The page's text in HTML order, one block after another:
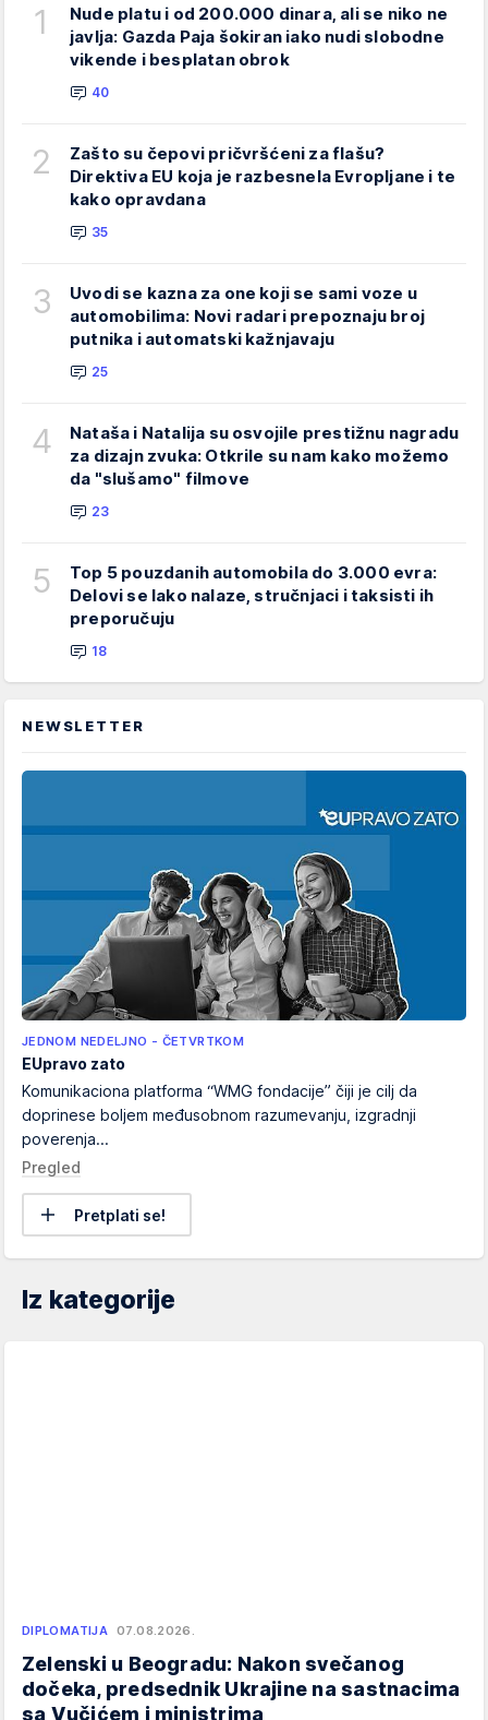
1
Nude platu i od 200.000 dinara, ali se niko ne
javlja: Gazda Paja šokiran iako nudi slobodne
vikende i besplatan obrok
40
2
Zašto su čepovi pričvršćeni za flašu?
Direktiva EU koja je razbesnela Evropljane i te
kako opravdana
35
3
Uvodi se kazna za one koji se sami voze u
automobilima: Novi radari prepoznaju broj
putnika i automatski kažnjavaju
25
4
Nataša i Natalija su osvojile prestižnu nagradu
za dizajn zvuka: Otkrile su nam kako možemo
da "slušamo" filmove
23
5
Top 5 pouzdanih automobila do 3.000 evra:
Delovi se lako nalaze, stručnjaci i taksisti ih
preporučuju
18
NEWSLETTER
JEDNOM NEDELJNO - ČETVRTKOM
EUpravo zato
Komunikaciona platforma “WMG fondacije” čiji je cilj da
doprinese boljem međusobnom razumevanju, izgradnji
poverenja...
Pregled
Pretplati se!
Iz kategorije
DIPLOMATIJA 07.08.2026.
Zelenski u Beogradu: Nakon svečanog
dočeka, predsednik Ukrajine na sastnacima
sa Vučićem i ministrima